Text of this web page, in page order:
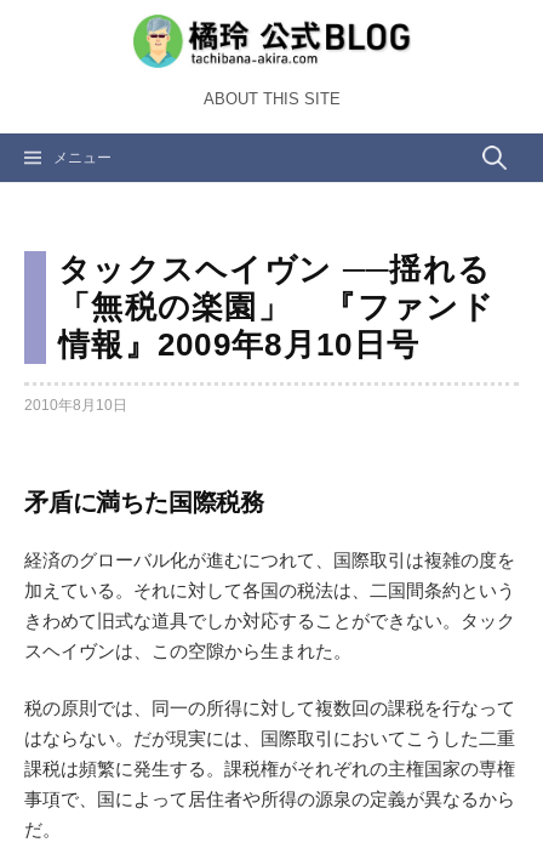
ツ
ABOUT THIS SITE
メニュー 検
タックスヘイヴン ──揺れる
「無税の楽園」 『ファンド
情報』2009年8月10日号
2010年8月10日
矛盾に満ちた国際税務
経済のグローバル化が進むにつれて、国際取引は複雑の度を
加えている。それに対して各国の税法は、二国間条約という
きわめて旧式な道具でしか対応することができない。タック
スヘイヴンは、この空隙から生まれた。
税の原則では、同一の所得に対して複数回の課税を行なって
はならない。だが現実には、国際取引においてこうした二重
課税は頻繁に発生する。課税権がそれぞれの主権国家の専権
事項で、国によって居住者や所得の源泉の定義が異なるから
だ。